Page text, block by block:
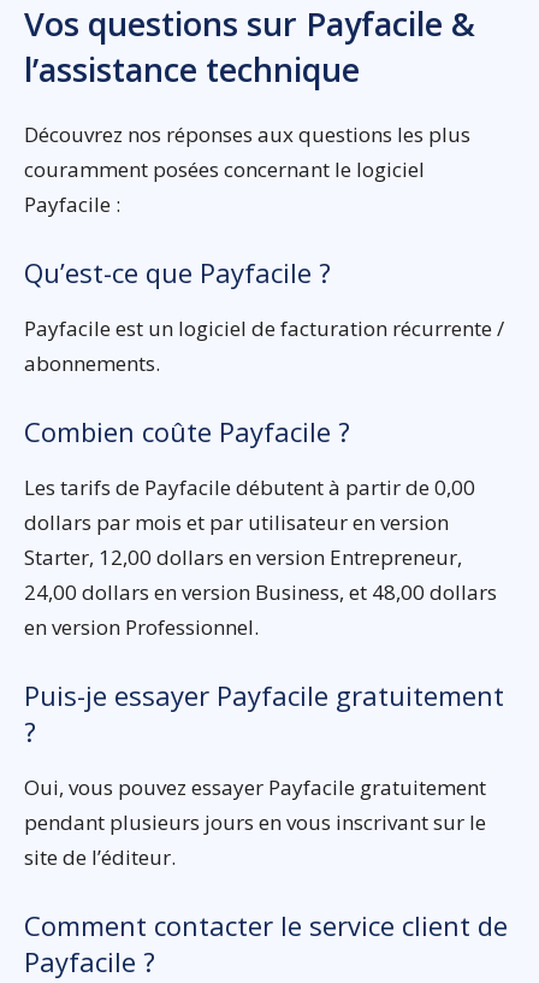
Vos questions sur Payfacile &
l’assistance technique
Découvrez nos réponses aux questions les plus
couramment posées concernant le logiciel
Payfacile :
Qu’est-ce que Payfacile ?
Payfacile est un logiciel de facturation récurrente /
abonnements.
Combien coûte Payfacile ?
Les tarifs de Payfacile débutent à partir de 0,00
dollars par mois et par utilisateur en version
Starter, 12,00 dollars en version Entrepreneur,
24,00 dollars en version Business, et 48,00 dollars
en version Professionnel.
Puis-je essayer Payfacile gratuitement
?
Oui, vous pouvez essayer Payfacile gratuitement
pendant plusieurs jours en vous inscrivant sur le
site de l’éditeur.
Comment contacter le service client de
Payfacile ?